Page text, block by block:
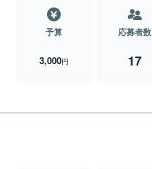
予算
3,000円
応募者数
17